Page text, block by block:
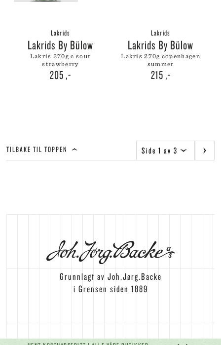
Lakrids
Lakrids By Bülow
lakris 270g c sour
strawberry
205 ,-
Lakrids
Lakrids By Bülow
lakris 270g copenhagen
summer
215 ,-
TILBAKE TIL TOPPEN Side 1 av 3
Grunnlagt av Joh.Jørg.Backe
i Grensen siden 1889